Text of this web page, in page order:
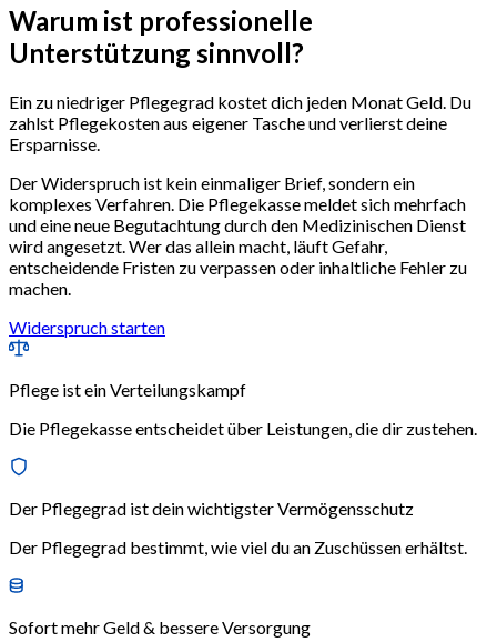
Warum ist professionelle
Unterstützung sinnvoll?
Ein zu niedriger Pflegegrad kostet dich jeden Monat Geld. Du
zahlst Pflegekosten aus eigener Tasche und verlierst deine
Ersparnisse.
Der Widerspruch ist kein einmaliger Brief, sondern ein
komplexes Verfahren. Die Pflegekasse meldet sich mehrfach
und eine neue Begutachtung durch den Medizinischen Dienst
wird angesetzt. Wer das allein macht, läuft Gefahr,
entscheidende Fristen zu verpassen oder inhaltliche Fehler zu
machen.
Widerspruch starten
Pflege ist ein Verteilungskampf
Die Pflegekasse entscheidet über Leistungen, die dir zustehen.
Der Pflegegrad ist dein wichtigster Vermögensschutz
Der Pflegegrad bestimmt, wie viel du an Zuschüssen erhältst.
Sofort mehr Geld & bessere Versorgung